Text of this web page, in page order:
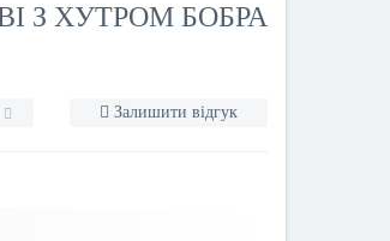
З ХУТРОМ БОБРА
Залишити відгук